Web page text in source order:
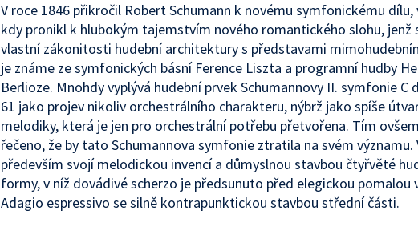
V roce 1846 přikročil Robert Schumann k novému symfonickému dílu,
kdy pronikl k hlubokým tajemstvím nového romantického slohu, jenž
vlastní zákonitosti hudební architektury s představami
je známe ze symfonických básní Ference Liszta a programní hudby
Berlioze. Mnohdy vyplývá hudební prvek Schumannovy II. symfonie C
61 jako projev nikoliv orchestrálního charakteru, nýbrž jako spíše
melodiky, která je jen pro orchestrální potřebu přetvořena. Tím
řečeno, že by tato Schumannova symfonie ztratila na svém významu.
především svojí melodickou invencí a důmyslnou stavbou čtyřvěté
formy, v níž dovádivé scherzo je předsunuto před elegickou pomalou
Adagio espressivo se silně kontrapunktickou stavbou střední části.